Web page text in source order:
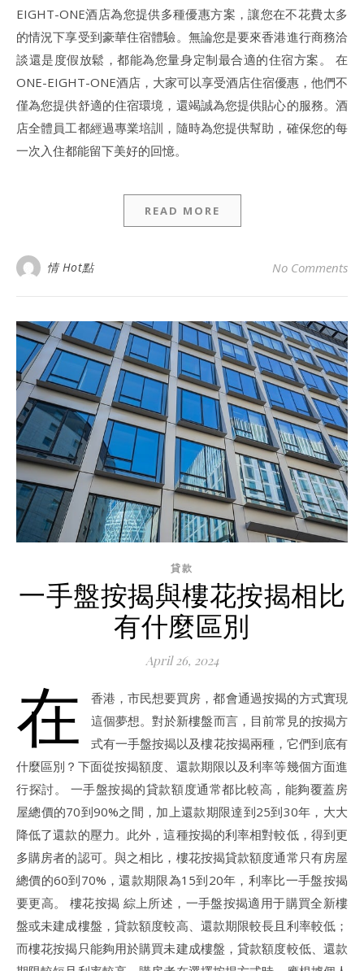
EIGHT-ONE酒店為您提供多種優惠方案，讓您在不花費太多
的情況下享受到豪華住宿體驗。無論您是要來香港進行商務洽
談還是度假放鬆，都能為您量身定制最合適的住宿方案。 在
ONE-EIGHT-ONE酒店，大家可以享受酒店住宿優惠，他們不
僅為您提供舒適的住宿環境，還竭誠為您提供貼心的服務。酒
店全體員工都經過專業培訓，隨時為您提供幫助，確保您的每
一次入住都能留下美好的回憶。
READ MORE
情 Hot點 No Comments
貸款
一手盤按揭與樓花按揭相比
有什麼區別
April 26, 2024
在
香港，市民想要買房，都會通過按揭的方式實現
這個夢想。對於新樓盤而言，目前常見的按揭方
式有一手盤按揭以及樓花按揭兩種，它們到底有
什麼區別？下面從按揭額度、還款期限以及利率等幾個方面進
行探討。 一手盤按揭的貸款額度通常都比較高，能夠覆蓋房
屋總價的70到90%之間，加上還款期限達到25到30年，大大
降低了還款的壓力。此外，這種按揭的利率相對較低，得到更
多購房者的認可。與之相比，樓花按揭貸款額度通常只有房屋
總價的60到70%，還款期限為15到20年，利率比一手盤按揭
要更高。 樓花按揭 綜上所述，一手盤按揭適用于購買全新樓
盤或未建成樓盤，貸款額度較高、還款期限較長且利率較低；
而樓花按揭只能夠用於購買未建成樓盤，貸款額度較低、還款